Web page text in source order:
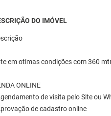
DO IMÓVEL
em otimas condições com 360
ONLINE
de visita pelo Site ou
de cadastro online